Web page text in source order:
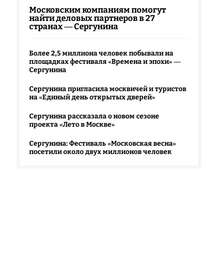
Московским компаниям помогут
найти деловых партнеров в 27
странах — Сергунина
Более 2,5 миллиона человек побывали на
площадках фестиваля «Времена и эпохи» —
Сергунина
Сергунина пригласила москвичей и туристов
на «Единый день открытых дверей»
Сергунина рассказала о новом сезоне
проекта «Лето в Москве»
Сергунина: Фестиваль «Московская весна»
посетили около двух миллионов человек